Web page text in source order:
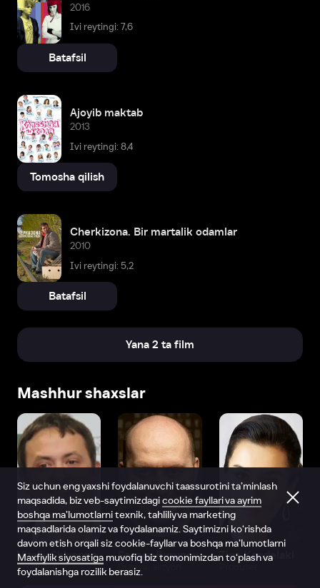
2016
Ivi reytingi: 7,6
Batafsil
Ajoyib maktab
2013
Ivi reytingi: 8,4
Tomosha qilish
Cherkizona. Bir martalik odamlar
2010
Ivi reytingi: 5,2
Batafsil
Yana 2 ta film
Mashhur shaxslar
Vitaliy Shlyappo
Produser
Sergey Burunov
Dublyaj aktyori
Tina Kandelaki
Siz uchun eng yaxshi foydalanuvchi taassurotini ta’minlash
maqsadida, biz veb-saytimizdagicookie fayllari va ayrim
boshqa ma’lumotlarnitexnik, tahliliy va marketing
maqsadlarida olamiz va foydalanamiz. Saytimizni ko‘rishda
davom etish orqali siz cookie-fayllar va boshqa ma’lumotlarni
Maxfiylik siyosatiga muvofiq biz tomonimizdan to‘plash va
foydalanishga rozilik berasiz.